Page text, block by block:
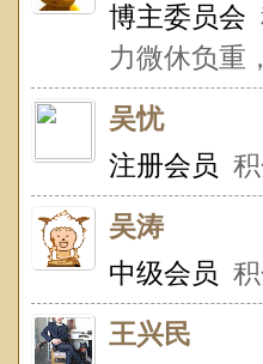
博主委员会
力微休负重
吴忧
注册会员
吴涛
中级会员
王兴民